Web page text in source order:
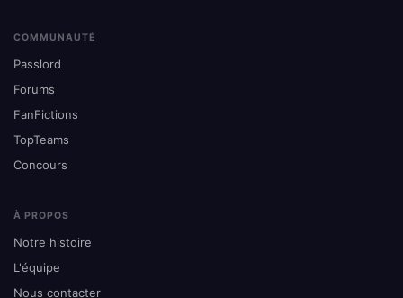
COMMUNAUTÉ
Passlord
Forums
FanFictions
TopTeams
Concours
À PROPOS
Notre histoire
L'équipe
Nous contacter